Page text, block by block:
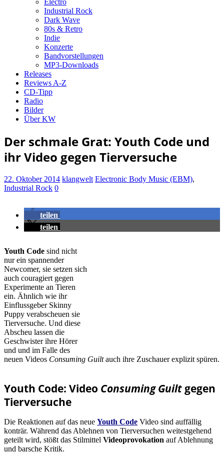
Electro
Industrial Rock
Dark Wave
80s & Retro
Indie
Konzerte
Bandvorstellungen
MP3-Downloads
Releases
Reviews A-Z
CD-Tipp
Radio
Bilder
Über KW
Der schmale Grat: Youth Code und
ihr Video gegen Tierversuche
22. Oktober 2014 klangwelt Electronic Body Music (EBM),
Industrial Rock 0
teilen
teilen
Youth Code sind nicht
nur ein spannender
Newcomer, sie setzen sich
auch couragiert gegen
Experimente an Tieren
ein. Ähnlich wie ihr
Einflussgeber Skinny
Puppy verabscheuen sie
Tierversuche. Und diese
Abscheu lassen die
Geschwister ihre Hörer
und und im Falle des
neuen Videos Consuming Guiltauch ihre Zuschauer explizit spüren.
Youth Code: Video Consuming Guilt gegen
Tierversuche
Die Reaktionen auf das neue Youth Code Video sind auffällig
konträr. Während das Ablehnen von Tierversuchen weitestgehend
geteilt wird, stößt das Stilmittel Videoprovokation auf Ablehnung
und barsche Kritik.